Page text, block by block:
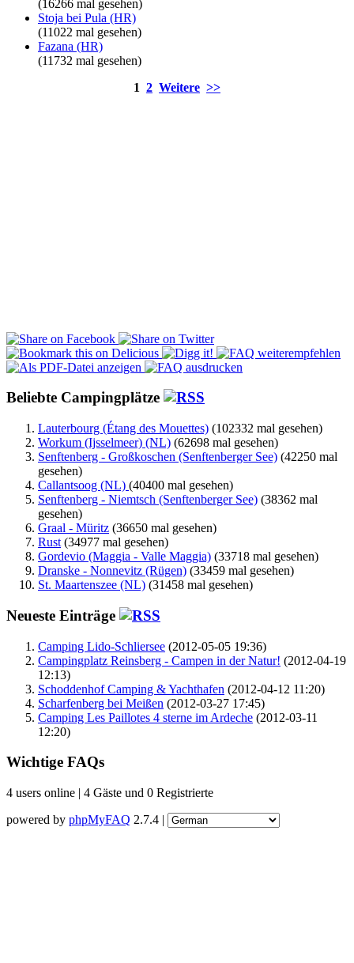
(16266 mal gesehen)
Stoja bei Pula (HR)
(11022 mal gesehen)
Fazana (HR)
(11732 mal gesehen)
1 2 Weitere >>
Beliebte Campingplätze
Lauterbourg (Étang des Mouettes) (102332 mal gesehen)
Workum (Ijsselmeer) (NL) (62698 mal gesehen)
Senftenberg - Großkoschen (Senftenberger See) (42250 mal
gesehen)
Callantsoog (NL) (40400 mal gesehen)
Senftenberg - Niemtsch (Senftenberger See) (38362 mal
gesehen)
Graal - Müritz (36650 mal gesehen)
Rust (34977 mal gesehen)
Gordevio (Maggia - Valle Maggia) (33718 mal gesehen)
Dranske - Nonnevitz (Rügen) (33459 mal gesehen)
St. Maartenszee (NL) (31458 mal gesehen)
Neueste Einträge
Camping Lido-Schliersee (2012-05-05 19:36)
Campingplatz Reinsberg - Campen in der Natur! (2012-04-19
12:13)
Schoddenhof Camping & Yachthafen (2012-04-12 11:20)
Scharfenberg bei Meißen (2012-03-27 17:45)
Camping Les Paillotes 4 sterne im Ardeche (2012-03-11
12:20)
Wichtige FAQs
4 users online | 4 Gäste und 0 Registrierte
powered by phpMyFAQ 2.7.4 |